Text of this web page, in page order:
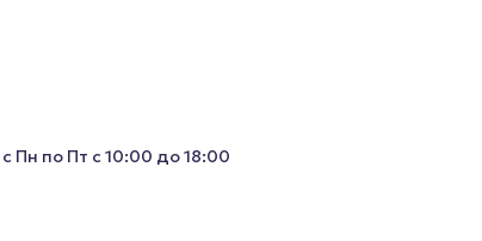
Пн по Пт с 10:00 до 18:00